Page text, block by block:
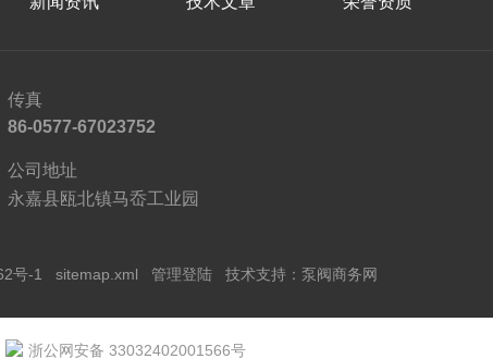
传真
86-0577-67023752
公司地址
永嘉县瓯北镇马岙工业园
号-1 sitemap.xml 管理登陆 技术支持： 泵阀商务网
浙公网安备 33032402001566号